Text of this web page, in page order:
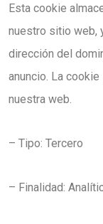
Esta cookie
nuestro sitio web,
dirección del
anuncio. La
nuestra web.
– Tipo: Tercero
– Finalidad: